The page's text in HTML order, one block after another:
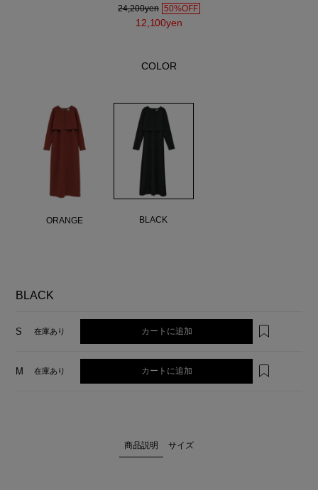
24,200yen 50%OFF
12,100yen
COLOR
ORANGE BLACK
BLACK
S 在庫あり カートに追加
M 在庫あり カートに追加
商品説明 サイズ